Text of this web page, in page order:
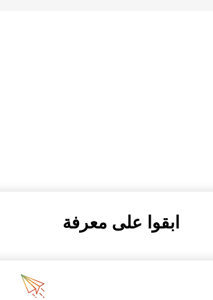
ابقوا على معرفة